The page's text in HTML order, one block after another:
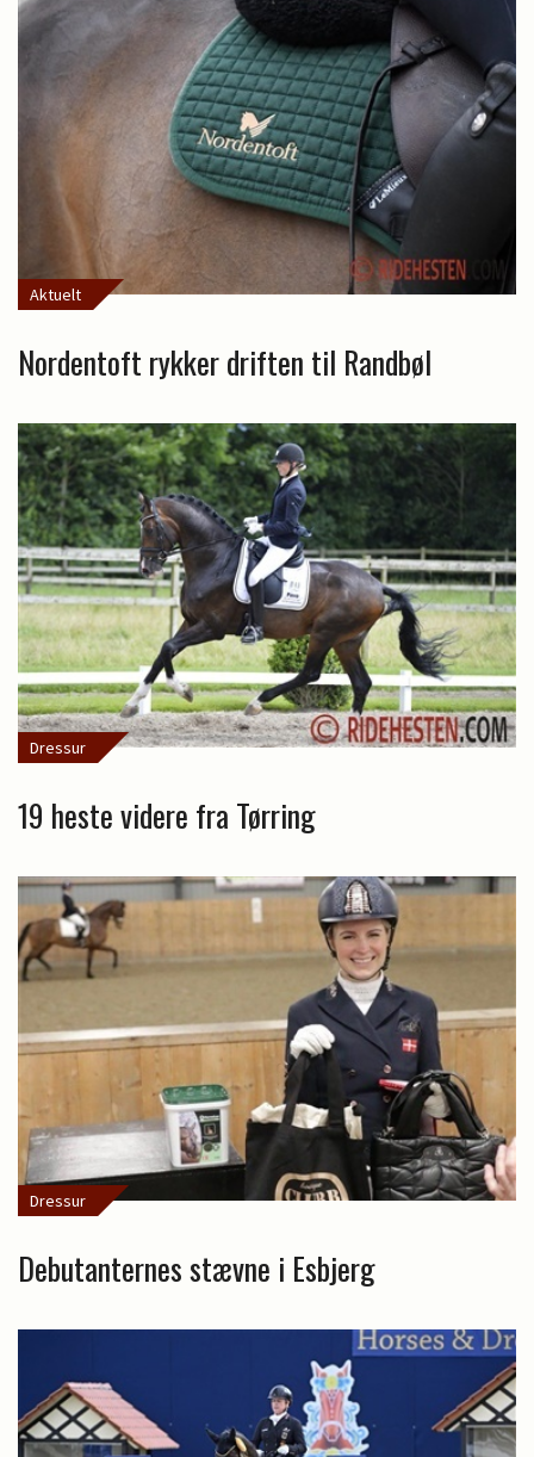
Aktuelt
Nordentoft rykker driften til Randbøl
Dressur
19 heste videre fra Tørring
Dressur
Debutanternes stævne i Esbjerg